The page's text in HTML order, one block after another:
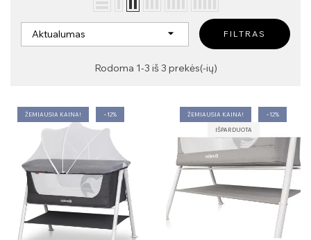
Aktualumas  FILTRAS
Rodoma 1-3 iš 3 prekės(-ių)
ŽEMIAUSIA KAINA! −12% ŽEMIAUSIA KAINA! −12%
IŠPARDUOTA